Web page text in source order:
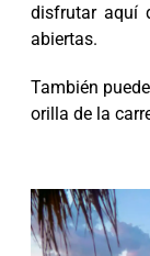
disfrutar aquí
abiertas.
También
orilla de la